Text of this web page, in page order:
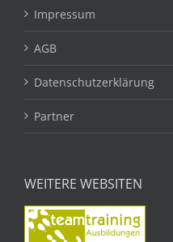
Impressum
AGB
Datenschutzerklärung
Partner
WEITERE WEBSITEN